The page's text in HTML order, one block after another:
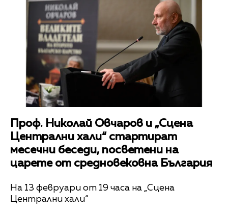
Проф. Николай Овчаров и „Сцена
Централни хали“ стартират
месечни беседи, посветени на
царете от средновековна България
На 13 февруари от 19 часа на „Сцена
Централни хали“